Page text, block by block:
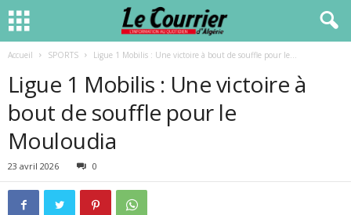
Accueil SPORTS Ligue 1 Mobilis : Une victoire à bout de souffle pour le...
Ligue 1 Mobilis : Une victoire à
bout de souffle pour le
Mouloudia
23 avril 2026 0